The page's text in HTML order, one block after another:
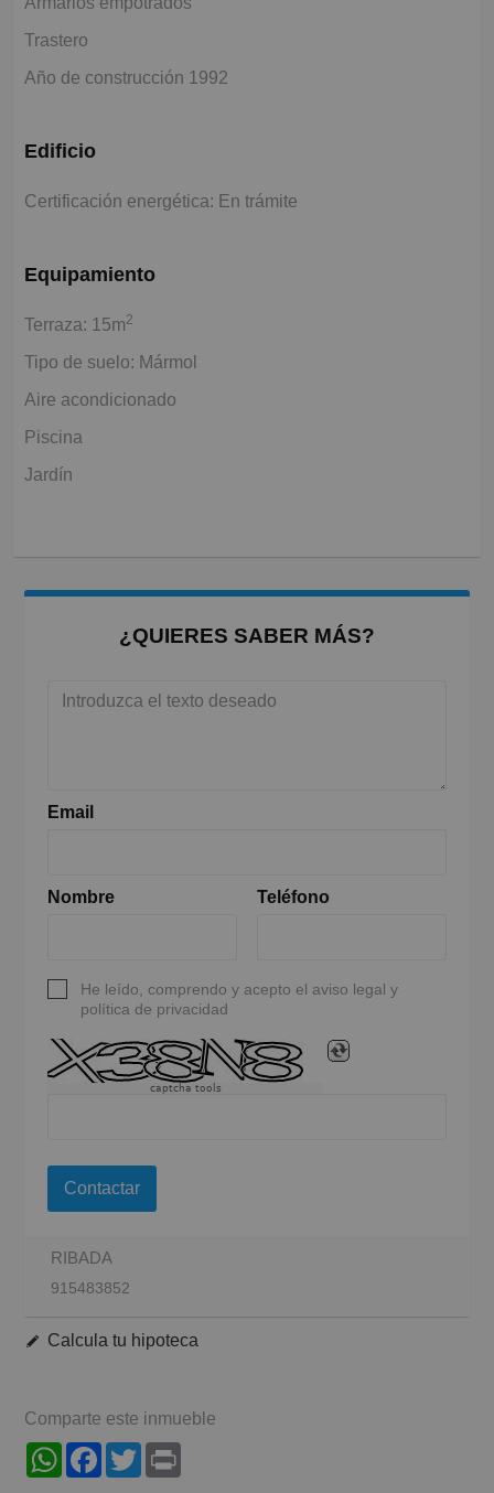
Trastero
Año de construcción 1992
Edificio
Certificación energética: En trámite
Equipamiento
Terraza: 15m2
Tipo de suelo: Mármol
Aire acondicionado
Piscina
Jardín
¿QUIERES SABER MÁS?
Email
Nombre Teléfono
He leído, comprendo y acepto el aviso legal y
política de privacidad
captcha tools
Contactar
RIBADA
915483852
Calcula tu hipoteca
Comparte este inmueble
WhatsAppFacebook
Twitter